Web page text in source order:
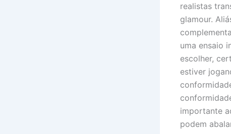
realistas
glamour.
uma ensaio
escolher,
estiver
importante
podem